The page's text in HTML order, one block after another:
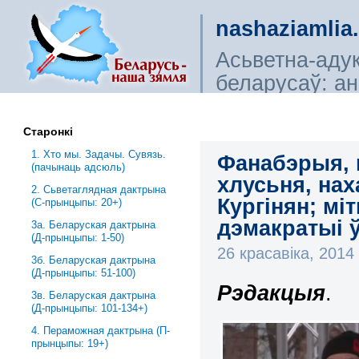
Асьветна-
беларусаў:
Фанабэрыя,
хлусьня,
Кургінян;
дэмакратыі
26 красавіка, 2014
Рэдакцыя.
Старонкі
1. Хто мы. Задачы. Сувязь.
(пачынаць адсюль)
2. Сьветаглядная дактрына
(С-прынцыпы: 20+)
3a. Беларуская дактрына
(Д-прынцыпы: 1-50)
3б. Беларуская дактрына
(Д-прынцыпы: 51-100)
3в. Беларуская дактрына
(Д-прынцыпы: 101-134+)
4. Пераможная дактрына (П-
прынцыпы: 19+)